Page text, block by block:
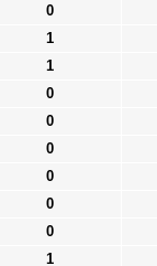
0
1
1
0
0
0
0
0
0
1